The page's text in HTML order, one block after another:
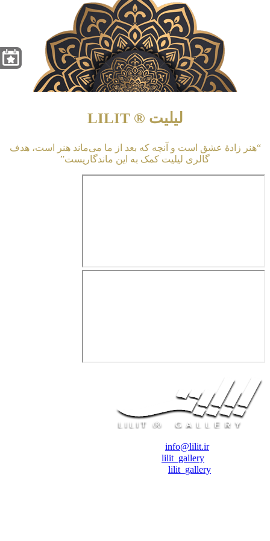
لیلیت ® LILIT
“هنر زادهٔ عشق است و آنچه که بعد از ما می‌ماند هنر است، هدف
گالری لیلیت کمک به این ماندگاریست”
info@lilit.ir
lilit_gallery
lilit_gallery